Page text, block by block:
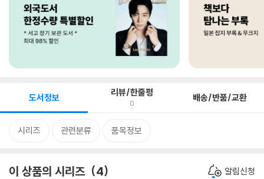
도서정보 리뷰/한줄평
0 배송/반품/교환
시리즈 관련분류 품목정보
이 상품의 시리즈 4 알림신청